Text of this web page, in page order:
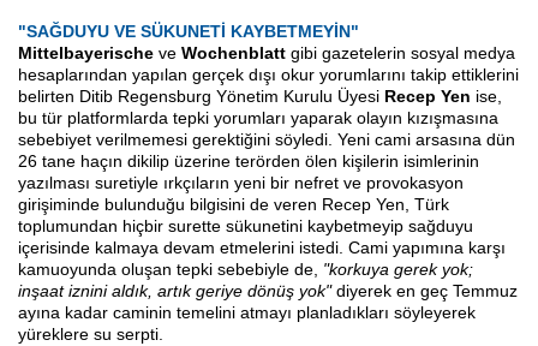
"SAĞDUYU VE SÜKUNETİ KAYBETMEYİN"
Mittelbayerische ve Wochenblatt gibi gazetelerin sosyal medya
hesaplarından yapılan gerçek dışı okur yorumlarını takip ettiklerini
belirten Ditib Regensburg Yönetim Kurulu Üyesi Recep Yen ise,
bu tür platformlarda tepki yorumları yaparak olayın kızışmasına
sebebiyet verilmemesi gerektiğini söyledi. Yeni cami arsasına dün
26 tane haçın dikilip üzerine terörden ölen kişilerin isimlerinin
yazılması suretiyle ırkçıların yeni bir nefret ve provokasyon
girişiminde bulunduğu bilgisini de veren Recep Yen, Türk
toplumundan hiçbir surette sükunetini kaybetmeyip sağduyu
içerisinde kalmaya devam etmelerini istedi. Cami yapımına karşı
kamuoyunda oluşan tepki sebebiyle de, "korkuya gerek yok;
inşaat iznini aldık, artık geriye dönüş yok"diyerek en geç Temmuz
ayına kadar caminin temelini atmayı planladıkları söyleyerek
yüreklere su serpti.